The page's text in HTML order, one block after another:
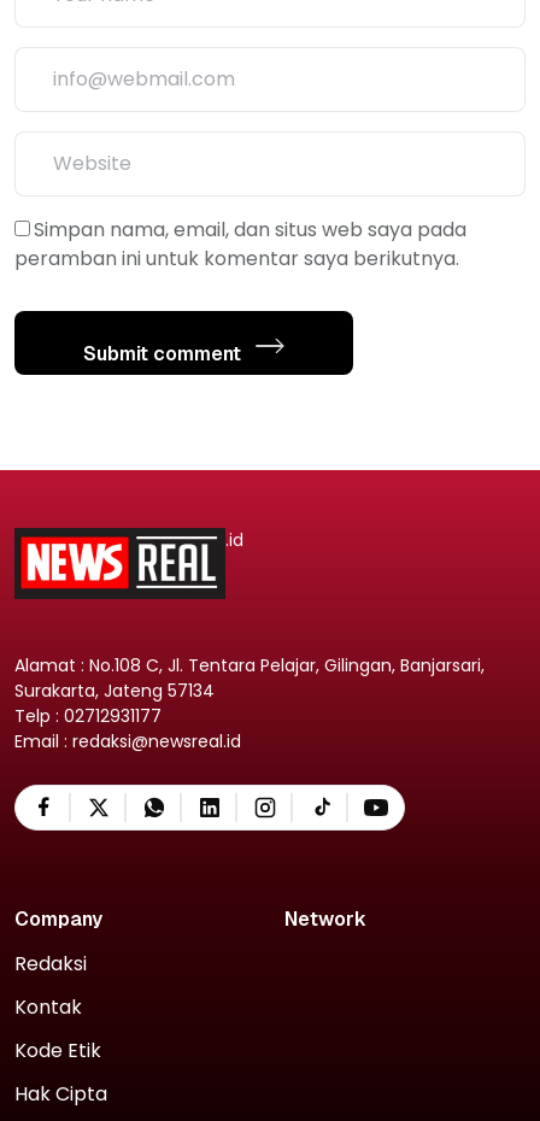
Simpan nama, email, dan situs web saya pada
peramban ini untuk komentar saya berikutnya.
Submit comment
.id
Alamat : No.108 C, Jl. Tentara Pelajar, Gilingan, Banjarsari,
Surakarta, Jateng 57134
Telp : 02712931177
Email : redaksi@newsreal.id
Company
Redaksi
Kontak
Kode Etik
Hak Cipta
Network